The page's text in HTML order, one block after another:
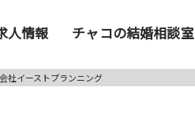
人情報 チャコの結婚相談室
社イーストプランニング